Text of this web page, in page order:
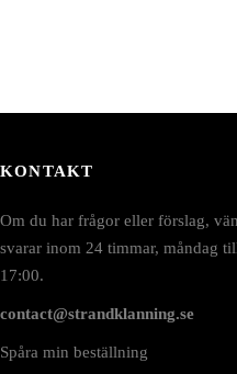
KONTAKT
Om du har frågor eller förslag,
svarar inom 24 timmar, måndag
17:00.
contact@strandklanning.se
Spåra min beställning